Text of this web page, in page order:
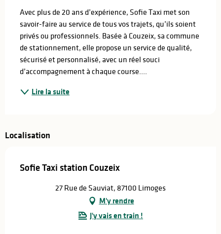
Avec plus de 20 ans d’expérience, Sofie Taxi met son
savoir-faire au service de tous vos trajets, qu’ils soient
privés ou professionnels. Basée à Couzeix, sa commune
de stationnement, elle propose un service de qualité,
sécurisé et personnalisé, avec un réel souci
d’accompagnement à chaque course....
Lire la suite
Localisation
Sofie Taxi station Couzeix
27 Rue de Sauviat, 87100 Limoges
M'y rendre
J'y vais en train !